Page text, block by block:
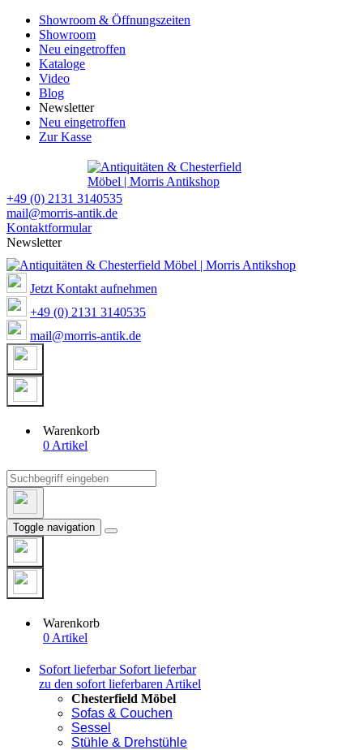
Showroom & Öffnungszeiten
Showroom
Neu eingetroffen
Kataloge
Video
Blog
Newsletter
Neu eingetroffen
Zur Kasse
+49 (0) 2131 3140535
mail@morris-antik.de
Kontaktformular
Newsletter
Jetzt Kontakt aufnehmen
+49 (0) 2131 3140535
mail@morris-antik.de
Warenkorb
0 Artikel
Toggle navigation
Warenkorb
0 Artikel
Sofort lieferbar Sofort lieferbar
zu den sofort lieferbaren Artikel
Chesterfield Möbel
Sofas & Couchen
Sessel
Stühle & Drehstühle